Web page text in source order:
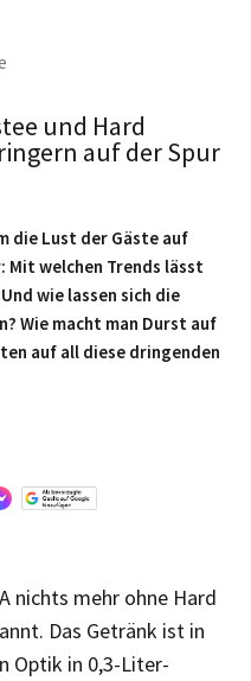
und Hard
auf der Spur
die Lust der Gäste auf
Mit welchen Trends lässt
wie lassen sich die
Wie macht man Durst auf
auf all diese dringenden
nichts mehr ohne Hard
Das Getränk ist in
Optik in 0,3-Liter-